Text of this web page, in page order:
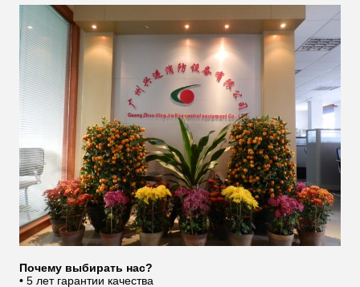
Почему выбирать нас?
• 5 лет гарантии качества